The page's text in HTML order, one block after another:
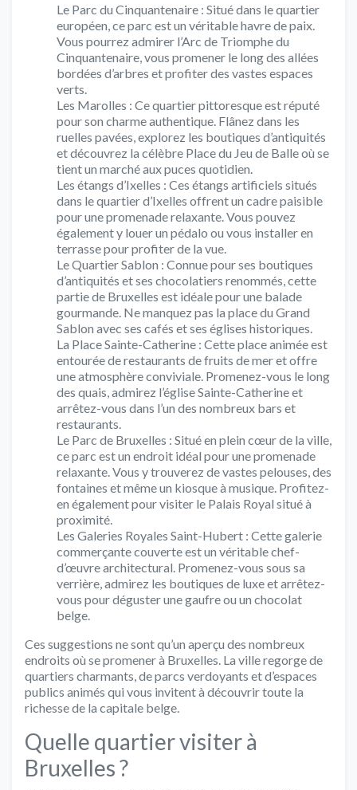
Le Parc du Cinquantenaire : Situé dans le quartier
européen, ce parc est un véritable havre de paix.
Vous pourrez admirer l’Arc de Triomphe du
Cinquantenaire, vous promener le long des allées
bordées d’arbres et profiter des vastes espaces
verts.
Les Marolles : Ce quartier pittoresque est réputé
pour son charme authentique. Flânez dans les
ruelles pavées, explorez les boutiques d’antiquités
et découvrez la célèbre Place du Jeu de Balle où se
tient un marché aux puces quotidien.
Les étangs d’Ixelles : Ces étangs artificiels situés
dans le quartier d’Ixelles offrent un cadre paisible
pour une promenade relaxante. Vous pouvez
également y louer un pédalo ou vous installer en
terrasse pour profiter de la vue.
Le Quartier Sablon : Connue pour ses boutiques
d’antiquités et ses chocolatiers renommés, cette
partie de Bruxelles est idéale pour une balade
gourmande. Ne manquez pas la place du Grand
Sablon avec ses cafés et ses églises historiques.
La Place Sainte-Catherine : Cette place animée est
entourée de restaurants de fruits de mer et offre
une atmosphère conviviale. Promenez-vous le long
des quais, admirez l’église Sainte-Catherine et
arrêtez-vous dans l’un des nombreux bars et
restaurants.
Le Parc de Bruxelles : Situé en plein cœur de la ville,
ce parc est un endroit idéal pour une promenade
relaxante. Vous y trouverez de vastes pelouses, des
fontaines et même un kiosque à musique. Profitez-
en également pour visiter le Palais Royal situé à
proximité.
Les Galeries Royales Saint-Hubert : Cette galerie
commerçante couverte est un véritable chef-
d’œuvre architectural. Promenez-vous sous sa
verrière, admirez les boutiques de luxe et arrêtez-
vous pour déguster une gaufre ou un chocolat
belge.
Ces suggestions ne sont qu’un aperçu des nombreux
endroits où se promener à Bruxelles. La ville regorge de
quartiers charmants, de parcs verdoyants et d’espaces
publics animés qui vous invitent à découvrir toute la
richesse de la capitale belge.
Quelle quartier visiter à
Bruxelles ?